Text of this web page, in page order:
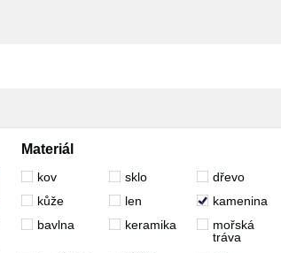
Materiál
kov sklo
dřevo
kůže
len
kamenina
bavlna
keramika
mořská
tráva